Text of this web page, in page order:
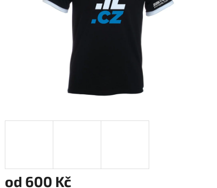
od 600 Kč